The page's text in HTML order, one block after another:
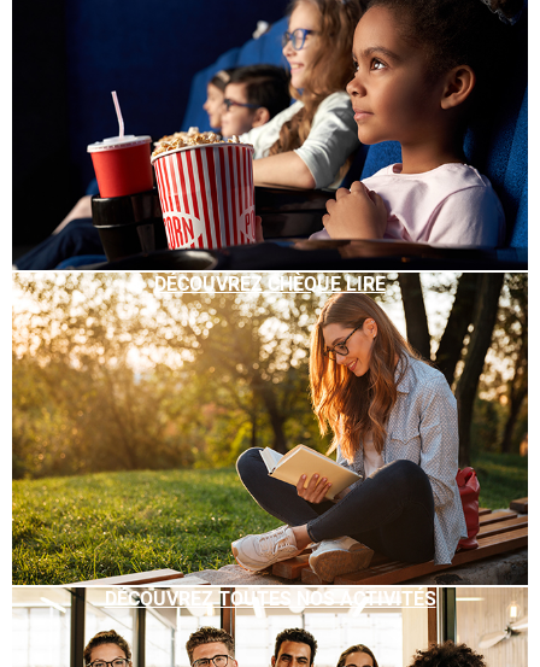
DÉCOUVREZ CHÈQUE LIRE
DÉCOUVREZ TOUTES NOS ACTIVITÉS